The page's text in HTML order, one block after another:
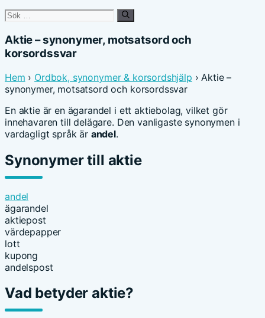
Sök
Aktie – synonymer, motsatsord och
korsordssvar
Hem › Ordbok, synonymer & korsordshjälp › Aktie –
synonymer, motsatsord och korsordssvar
En aktie är en ägarandel i ett aktiebolag, vilket gör
innehavaren till delägare. Den vanligaste synonymen i
vardagligt språk är andel.
Synonymer till aktie
andel
ägarandel
aktiepost
värdepapper
lott
kupong
andelspost
Vad betyder aktie?